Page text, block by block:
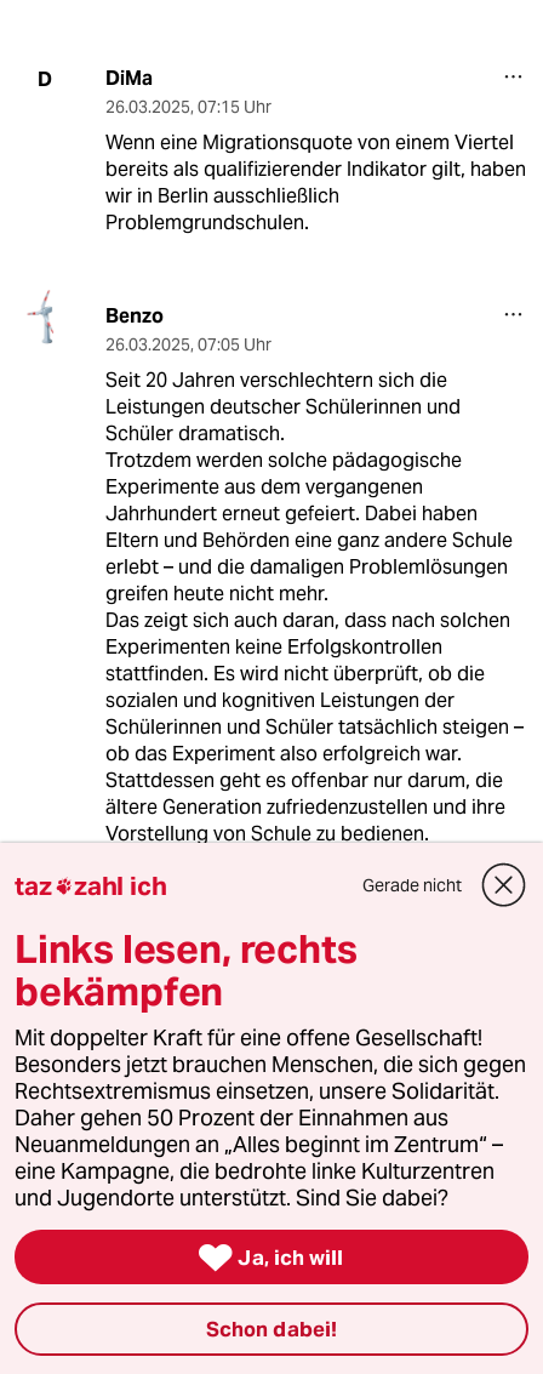
D DiMa
26.03.2025, 07:15 Uhr
Wenn eine Migrationsquote von einem Viertel
bereits als qualifizierender Indikator gilt, haben
wir in Berlin ausschließlich
Problemgrundschulen.
Benzo
26.03.2025, 07:05 Uhr
Seit 20 Jahren verschlechtern sich die
Leistungen deutscher Schülerinnen und
Schüler dramatisch.
Trotzdem werden solche pädagogische
Experimente aus dem vergangenen
Jahrhundert erneut gefeiert. Dabei haben
Eltern und Behörden eine ganz andere Schule
erlebt – und die damaligen Problemlösungen
greifen heute nicht mehr.
Das zeigt sich auch daran, dass nach solchen
Experimenten keine Erfolgskontrollen
stattfinden. Es wird nicht überprüft, ob die
sozialen und kognitiven Leistungen der
Schülerinnen und Schüler tatsächlich steigen –
ob das Experiment also erfolgreich war.
Stattdessen geht es offenbar nur darum, die
ältere Generation zufriedenzustellen und ihre
Vorstellung von Schule zu bedienen.
N nutzer
26.03.2025, 10:45 Uhr
@Benzo:
Sie schreiben, die Leistungen
verschlechtern sich kontinuierlich
seit 20 Jahren und schlußfolgern
daraus, dass ein Mehr am
"hergebrachten" Unterrichtssystem
eine Verbesserung bringen soll und
einzelne Projekte, die es anders
zuwiderlaufen?
Vigoleis
taz zahl ich Gerade nicht
Links lesen, rechts
bekämpfen
Mit doppelter Kraft für eine offene Gesellschaft!
Besonders jetzt brauchen Menschen, die sich gegen
Rechtsextremismus einsetzen, unsere Solidarität.
Daher gehen 50 Prozent der Einnahmen aus
Neuanmeldungen an „Alles beginnt im Zentrum“ –
eine Kampagne, die bedrohte linke Kulturzentren
und Jugendorte unterstützt. Sind Sie dabei?
 Ja, ich will
Schon dabei!